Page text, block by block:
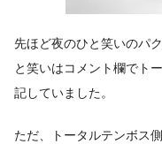
先ほど夜のひと笑いのパ
と笑いはコメント欄でト
記していました。
ただ、トータルテンボス